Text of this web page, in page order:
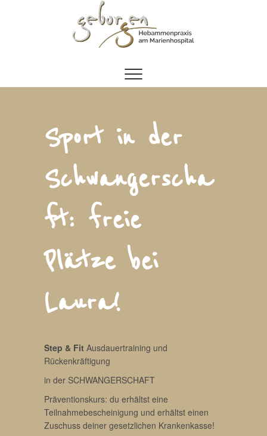
Sport in der
Schwangerscha
ft: freie
Plätze bei
Laura!
Step & Fit Ausdauertraining und
Rückenkräftigung
in der SCHWANGERSCHAFT
Präventionskurs: du erhältst eine
Teilnahmebescheinigung und erhältst einen
Zuschuss deiner gesetzlichen Krankenkasse!